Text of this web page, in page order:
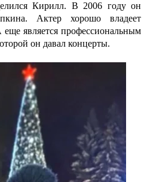
Кирилл. В 2006 году он
Актер хорошо владеет
является профессиональным
он давал концерты.